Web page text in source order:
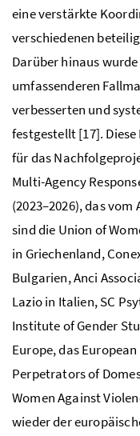
eine verstärkte
verschiedenen
Darüber hinaus
umfassenderen
verbesserten und
festgestellt [17].
für das
Multi-Agency
(2023–2026), das
sind die Union of
in Griechenland,
Bulgarien, Anci
Lazio in Italien, SC
Institute of Gender
Europe, das
Perpetrators of
Women Against
wieder der